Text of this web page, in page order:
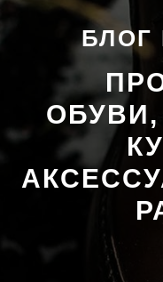
БЛОГ